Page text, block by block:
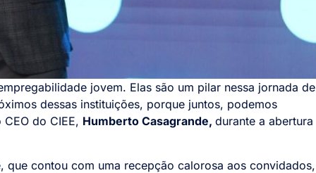
jovem. Elas são um pilar nessa jornada de
dessas instituições, porque juntos, podemos
do CIEE, Humberto Casagrande, durante a abertura
contou com uma recepção calorosa aos convidados,